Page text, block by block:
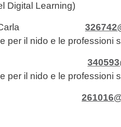
Digital Learning)
Maria Carla
per il nido e le professioni
per il nido e le professioni